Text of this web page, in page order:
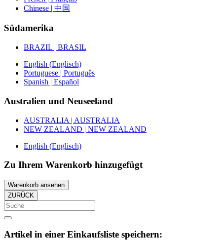
Chinese | 中国
Südamerika
BRAZIL | BRASIL
English (Englisch)
Portuguese | Português
Spanish | Español
Australien und Neuseeland
AUSTRALIA | AUSTRALIA
NEW ZEALAND | NEW ZEALAND
English (Englisch)
Zu Ihrem Warenkorb hinzugefügt
Warenkorb ansehen
ZURÜCK
Artikel in einer Einkaufsliste speichern: